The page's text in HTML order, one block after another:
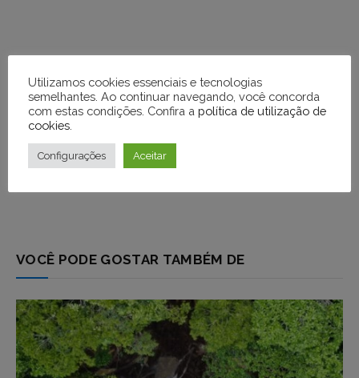
VOCÊ PODE GOSTAR TAMBÉM DE
Utilizamos cookies essenciais e tecnologias
semelhantes. Ao continuar navegando, você concorda
com estas condições. Confira a política de utilização de
cookies
Configurações Aceitar